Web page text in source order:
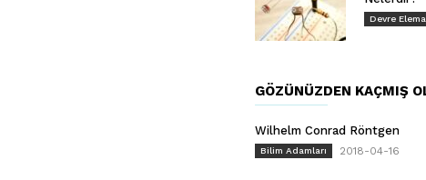
Devre
GÖZÜNÜZDEN KAÇMIŞ
Wilhelm Conrad Röntgen
Bilim Adamları 2018-04-16